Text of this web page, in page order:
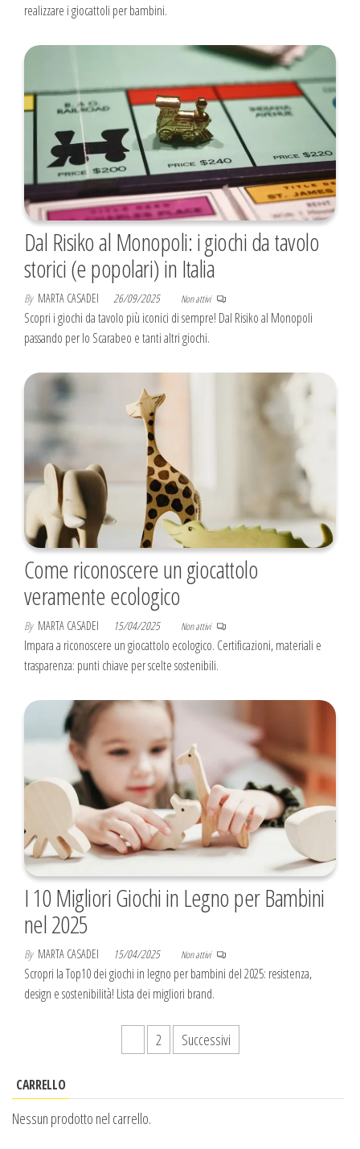
realizzare i giocattoli per bambini.
Dal Risiko al Monopoli: i giochi da tavolo
storici (e popolari) in Italia
By MARTA CASADEI 26/09/2025 Non attivi
Scopri i giochi da tavolo più iconici di sempre! Dal Risiko al Monopoli
passando per lo Scarabeo e tanti altri giochi.
Come riconoscere un giocattolo
veramente ecologico
By MARTA CASADEI 15/04/2025 Non attivi
Impara a riconoscere un giocattolo ecologico. Certificazioni, materiali e
trasparenza: punti chiave per scelte sostenibili.
I 10 Migliori Giochi in Legno per Bambini
nel 2025
By MARTA CASADEI 15/04/2025 Non attivi
Scropri la Top10 dei giochi in legno per bambini del 2025: resistenza,
design e sostenibilità! Lista dei migliori brand.
articoli
2 Successivi
CARRELLO
Nessun prodotto nel carrello.